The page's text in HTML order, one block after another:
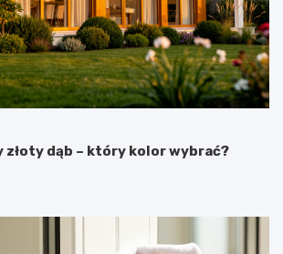
złoty dąb – który kolor wybrać?